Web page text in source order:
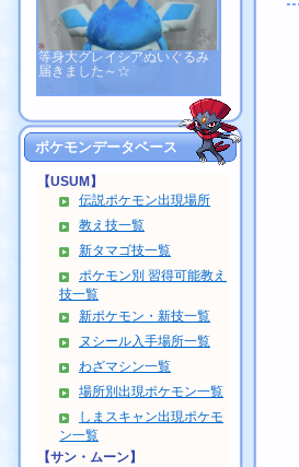
等身大グレイシアぬいぐるみ
届きました～☆
ポケモンデータベース
【USUM】
伝説ポケモン出現場所
教え技一覧
新タマゴ技一覧
ポケモン別 習得可能教え
技一覧
新ポケモン・新技一覧
ヌシール入手場所一覧
わざマシン一覧
場所別出現ポケモン一覧
しまスキャン出現ポケモ
ン一覧
【サン・ムーン】